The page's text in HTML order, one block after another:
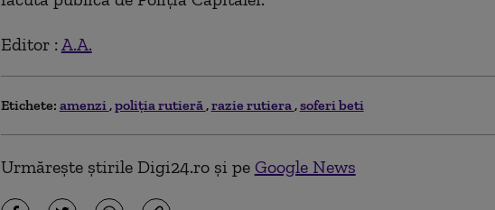
Editor : A.A.
Etichete: amenzi poliția rutieră razie rutiera soferi beti
Urmărește știrile Digi24.ro și pe Google News